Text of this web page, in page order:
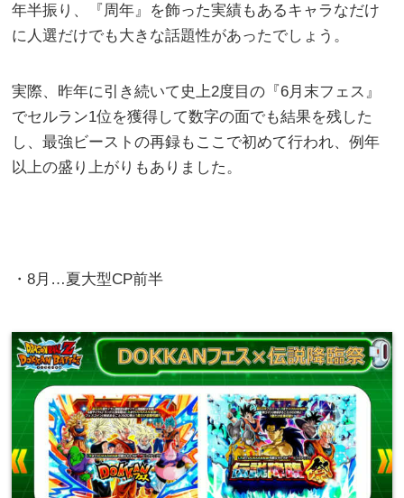
年半振り、『周年』を飾った実績もあるキャラなだけ
に人選だけでも大きな話題性があったでしょう。
実際、昨年に引き続いて史上2度目の『6月末フェス』
でセルラン1位を獲得して数字の面でも結果を残した
し、最強ビーストの再録もここで初めて行われ、例年
以上の盛り上がりもありました。
・8月…夏大型CP前半